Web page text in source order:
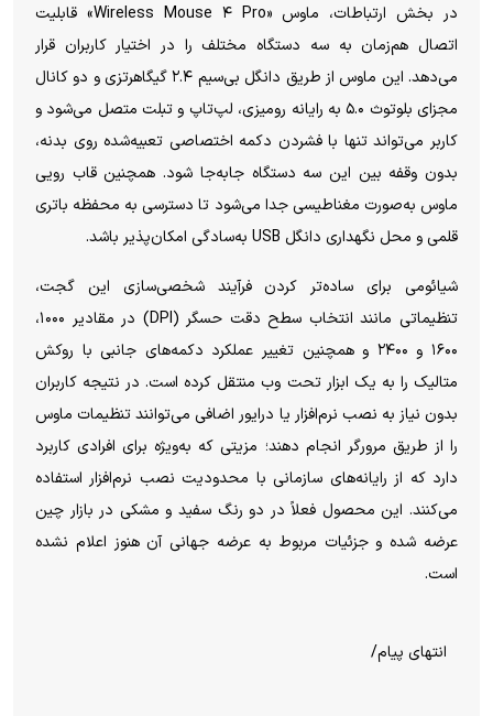
در بخش ارتباطات، ماوس «Wireless Mouse ۴ Pro» قابلیت
اتصال هم‌زمان به سه دستگاه مختلف را در اختیار کاربران قرار
می‌دهد. این ماوس از طریق دانگل بی‌سیم ۲.۴ گیگاهرتزی و دو کانال
مجزای بلوتوث ۵.۰ به رایانه رومیزی، لپ‌تاپ و تبلت متصل می‌شود و
کاربر می‌تواند تنها با فشردن دکمه اختصاصی تعبیه‌شده روی بدنه،
بدون وقفه بین این سه دستگاه جابه‌جا شود. همچنین قاب رویی
ماوس به‌صورت مغناطیسی جدا می‌شود تا دسترسی به محفظه باتری
قلمی و محل نگهداری دانگل USB به‌سادگی امکان‌پذیر باشد.
شیائومی برای ساده‌تر کردن فرآیند شخصی‌سازی این گجت،
تنظیماتی مانند انتخاب سطح دقت حسگر (DPI) در مقادیر ۱۰۰۰،
۱۶۰۰ و ۲۴۰۰ و همچنین تغییر عملکرد دکمه‌های جانبی با روکش
متالیک را به یک ابزار تحت وب منتقل کرده است. در نتیجه کاربران
بدون نیاز به نصب نرم‌افزار یا درایور اضافی می‌توانند تنظیمات ماوس
را از طریق مرورگر انجام دهند؛ مزیتی که به‌ویژه برای افرادی کاربرد
دارد که از رایانه‌های سازمانی با محدودیت نصب نرم‌افزار استفاده
می‌کنند. این محصول فعلاً در دو رنگ سفید و مشکی در بازار چین
عرضه شده و جزئیات مربوط به عرضه جهانی آن هنوز اعلام نشده
است.
انتهای پیام/